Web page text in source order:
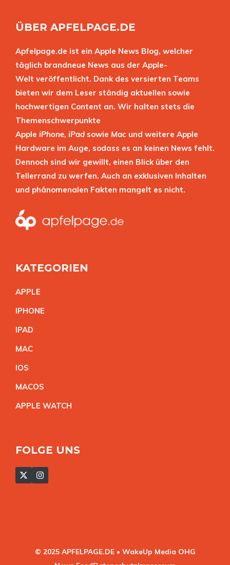
ÜBER APFELPAGE.DE
Apfelpage.de ist ein Apple News Blog, welcher
täglich brandneue News aus der Apple-
Welt veröffentlicht. Dank des versierten Teams
bieten wir dem Leser ständig aktuellen sowie
hochwertigen Content an. Wir halten stets die
Themenschwerpunkte
Apple iPhone, iPad sowie Mac und weitere Apple
Hardware im Auge, sodass es an keinen News fehlt.
Dennoch sind wir gewillt, einen Blick über den
Tellerrand zu werfen. Auch an exklusiven Inhalten
und phänomenalen Fakten mangelt es nicht.
KATEGORIEN
APPLE
IPHONE
IPAD
MAC
IOS
MACOS
APPLE WATCH
FOLGE UNS
© 2025 APFELPAGE.DE • WakeUp Media OHG